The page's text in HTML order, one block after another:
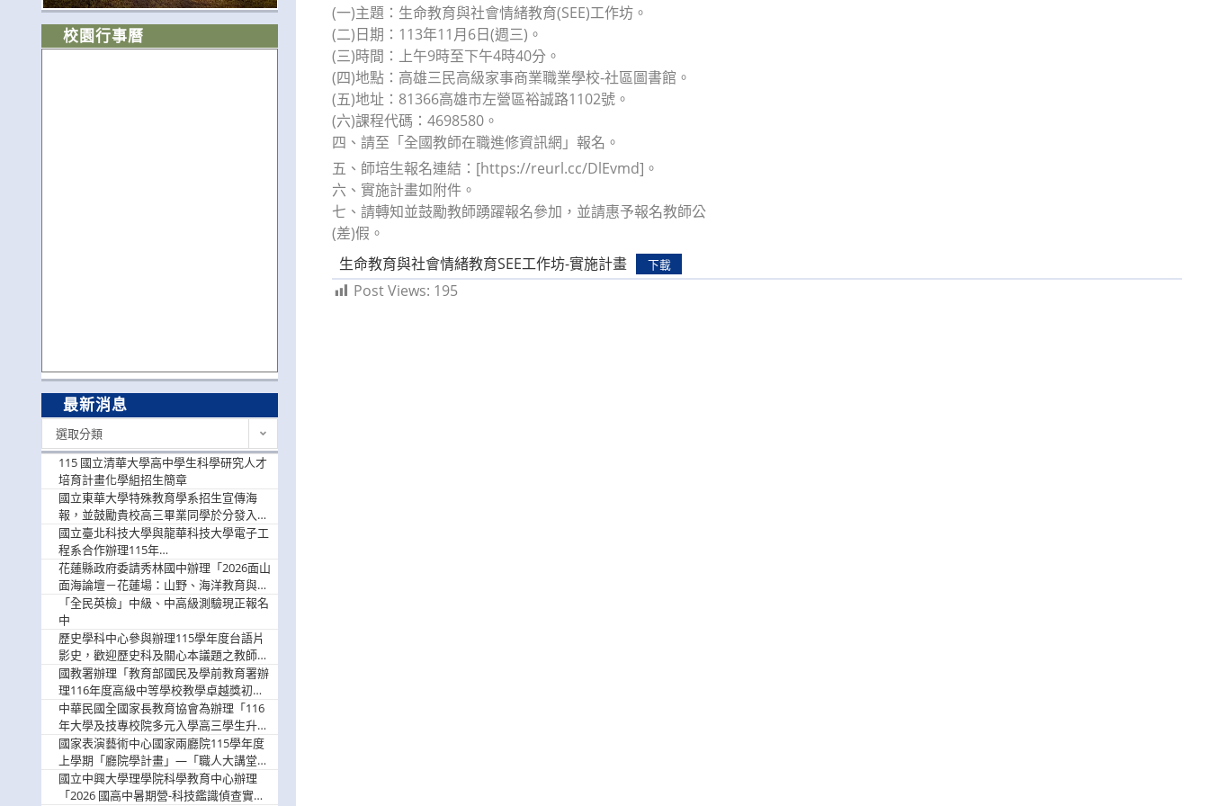
(一)主題：生命教育與社會情緒教育(SEE)工作坊。
(二)日期：113年11月6日(週三)。
(三)時間：上午9時至下午4時40分。
(四)地點：高雄三民高級家事商業職業學校-社區圖書館。
(五)地址：81366高雄市左營區裕誠路1102號。
(六)課程代碼：4698580。
四、請至「全國教師在職進修資訊網」報名。
五、師培生報名連結：[https://reurl.cc/DlEvmd]。
六、實施計畫如附件。
七、請轉知並鼓勵教師踴躍報名參加，並請惠予報名教師公
(差)假。
生命教育與社會情緒教育SEE工作坊-實施計畫
下載
Post Views: 195
校園行事曆
最新消息
選取分類
115 國立清華大學高中學生科學研究人才
培育計畫化學組招生簡章
國立東華大學特殊教育學系招生宣傳海
報，並鼓勵貴校高三畢業同學於分發入學
階段踴躍選填。
國立臺北科技大學與龍華科技大學電子工
程系合作辦理115年
「115.08.10~08.12「AI賦能應用於智慧半
導體研習營」，歡迎學生踴躍報名參加
花蓮縣政府委請秀林國中辦理「2026面山
面海論壇－花蓮場：山野、海洋教育與戶
外安全實務課程」，歡迎踴躍報名參加
「全民英檢」中級、中高級測驗現正報名
中
歷史學科中心參與辦理115學年度台語片
影史，歡迎歷史科及關心本議題之教師踴
躍報名參加
國教署辦理「教育部國民及學前教育署辦
理116年度高級中等學校教學卓越獎初選
實施計畫」，鼓勵教師踴躍報名
中華民國全國家長教育協會為辦理「116
年大學及技專校院多元入學高三學生升學
輔導家長說明會」
國家表演藝術中心國家兩廳院115學年度
上學期「廳院學計畫」—「職人大講堂」
及「一日體驗課程」，鼓勵踴躍報名參
與。
國立中興大學理學院科學教育中心辦理
「2026 國高中暑期營-科技鑑識偵查實戰